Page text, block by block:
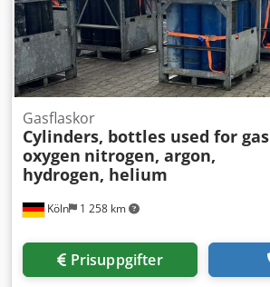
Köln 1 258 km
Gasflaskor
Cylinders, bottles used for gas
oxygen nitrogen, argon,
hydrogen, helium
Prisuppgifter